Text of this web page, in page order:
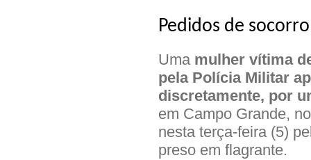
Pedidos de
Umamulher vítima
pela Polícia Militar
discretamente, por
em Campo Grande,
nesta terça-feira (5)
preso em flagrante.